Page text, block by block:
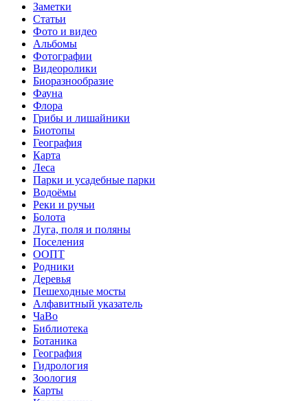
Заметки
Статьи
Фото и видео
Альбомы
Фотографии
Видеоролики
Биоразнообразие
Фауна
Флора
Грибы и лишайники
Биотопы
География
Карта
Леса
Парки и усадебные парки
Водоёмы
Реки и ручьи
Болота
Луга, поля и поляны
Поселения
ООПТ
Родники
Деревья
Пешеходные мосты
Алфавитный указатель
ЧаВо
Библиотека
Ботаника
География
Гидрология
Зоология
Карты